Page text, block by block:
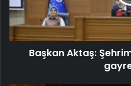
Başkan Aktaş: